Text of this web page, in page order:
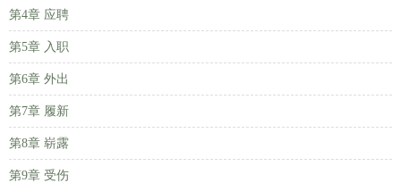
第4章 应聘
第5章 入职
第6章 外出
第7章 履新
第8章 崭露
第9章 受伤